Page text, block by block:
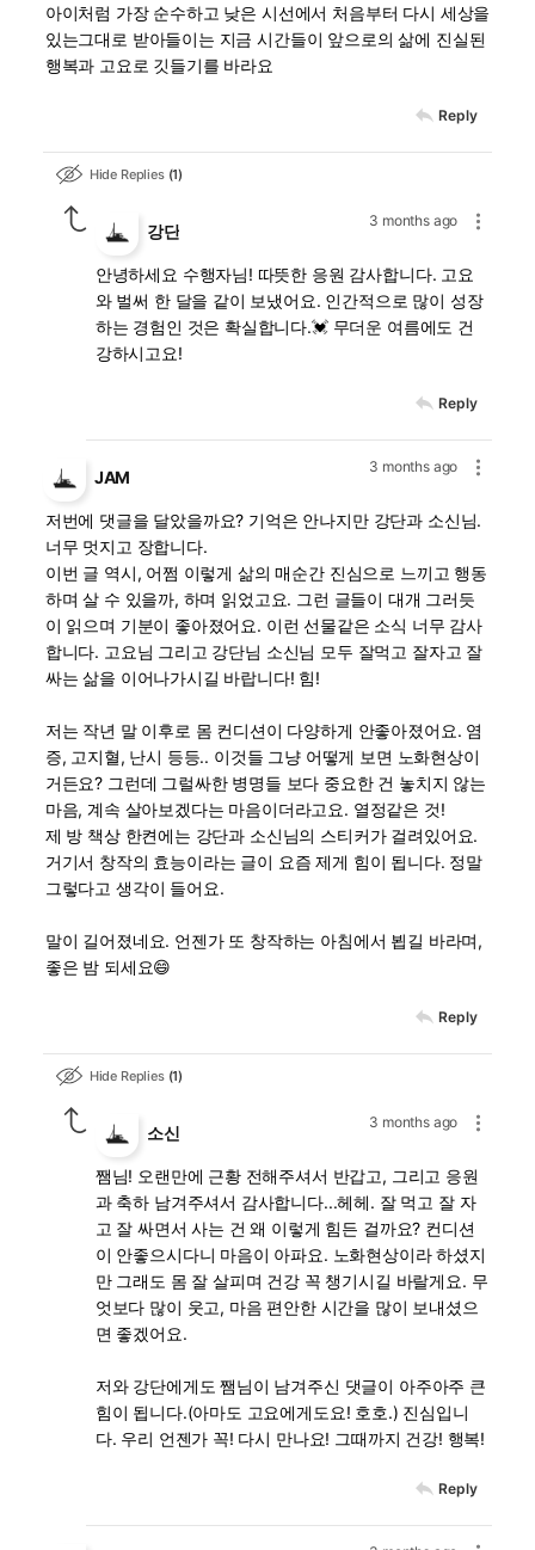
아이처럼 가장 순수하고 낮은 시선에서 처음부터 다시 세상을
있는그대로 받아들이는 지금 시간들이 앞으로의 삶에 진실된
행복과 고요로 깃들기를 바라요
Reply
Hide Replies 1
3 months ago
강단
안녕하세요 수행자님! 따뜻한 응원 감사합니다. 고요
와 벌써 한 달을 같이 보냈어요. 인간적으로 많이 성장
하는 경험인 것은 확실합니다.💓 무더운 여름에도 건
강하시고요!
Reply
3 months ago
JAM
저번에 댓글을 달았을까요? 기억은 안나지만 강단과 소신님.
너무 멋지고 장합니다.
이번 글 역시, 어쩜 이렇게 삶의 매순간 진심으로 느끼고 행동
하며 살 수 있을까, 하며 읽었고요. 그런 글들이 대개 그러듯
이 읽으며 기분이 좋아졌어요. 이런 선물같은 소식 너무 감사
합니다. 고요님 그리고 강단님 소신님 모두 잘먹고 잘자고 잘
싸는 삶을 이어나가시길 바랍니다! 힘!
저는 작년 말 이후로 몸 컨디션이 다양하게 안좋아졌어요. 염
증, 고지혈, 난시 등등.. 이것들 그냥 어떻게 보면 노화현상이
거든요? 그런데 그럴싸한 병명들 보다 중요한 건 놓치지 않는
마음, 계속 살아보겠다는 마음이더라고요. 열정같은 것!
제 방 책상 한켠에는 강단과 소신님의 스티커가 걸려있어요.
거기서 창작의 효능이라는 글이 요즘 제게 힘이 됩니다. 정말
그렇다고 생각이 들어요.
말이 길어졌네요. 언젠가 또 창작하는 아침에서 뵙길 바라며,
좋은 밤 되세요😄
Reply
Hide Replies 1
3 months ago
소신
쨈님! 오랜만에 근황 전해주셔서 반갑고, 그리고 응원
과 축하 남겨주셔서 감사합니다...헤헤. 잘 먹고 잘 자
고 잘 싸면서 사는 건 왜 이렇게 힘든 걸까요? 컨디션
이 안좋으시다니 마음이 아파요. 노화현상이라 하셨지
만 그래도 몸 잘 살피며 건강 꼭 챙기시길 바랄게요. 무
엇보다 많이 웃고, 마음 편안한 시간을 많이 보내셨으
면 좋겠어요.
저와 강단에게도 쨈님이 남겨주신 댓글이 아주아주 큰
힘이 됩니다.(아마도 고요에게도요! 호호.) 진심입니
다. 우리 언젠가 꼭! 다시 만나요! 그때까지 건강! 행복!
Reply